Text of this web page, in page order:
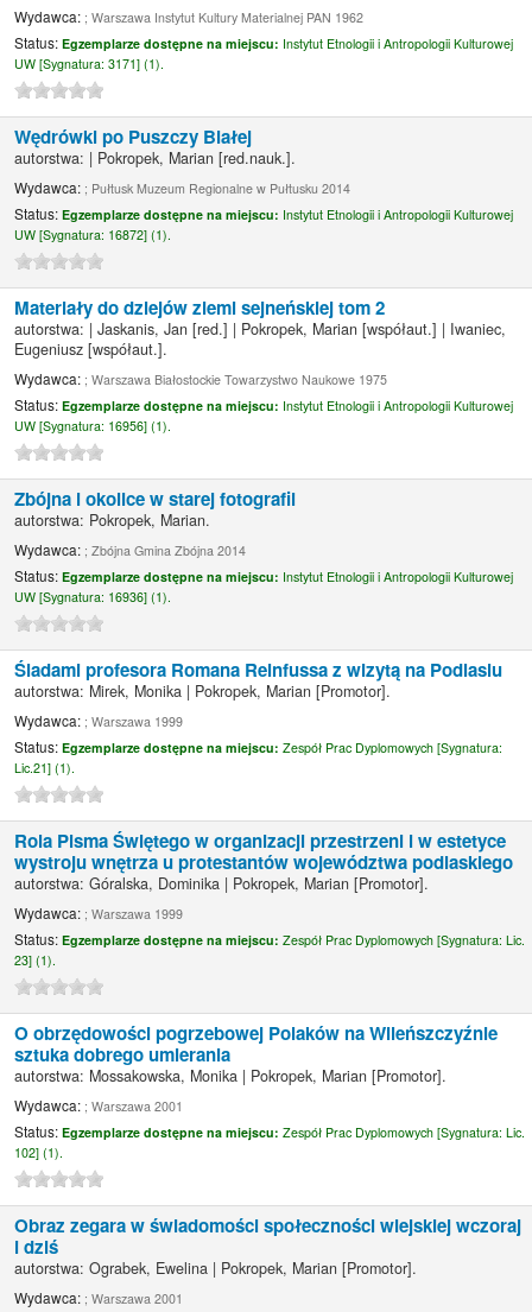
Wydawca: ; Warszawa Instytut Kultury Materialnej PAN 1962
Status:Egzemplarze dostępne na miejscu: Instytut Etnologii i Antropologii Kulturowej
UW [Sygnatura:3171] (1).
Wędrówki po Puszczy Białej
autorstwa: | Pokropek, Marian [red.nauk.].
Wydawca: ; Pułtusk Muzeum Regionalne w Pułtusku 2014
Status:Egzemplarze dostępne na miejscu: Instytut Etnologii i Antropologii Kulturowej
UW [Sygnatura: 16872] (1).
Materiały do dziejów ziemi sejneńskiej tom 2
autorstwa: |Jaskanis, Jan [red.] | Pokropek, Marian [współaut.] | Iwaniec,
Eugeniusz [współaut.].
Wydawca: ; Warszawa Białostockie Towarzystwo Naukowe 1975
Status:Egzemplarze dostępne na miejscu: Instytut Etnologii i Antropologii Kulturowej
UW [Sygnatura: 16956] (1).
Zbójna i okolice w starej fotografii
autorstwa: Pokropek, Marian.
Wydawca: ; Zbójna Gmina Zbójna 2014
Status:Egzemplarze dostępne na miejscu: Instytut Etnologii i Antropologii Kulturowej
UW [Sygnatura: 16936] (1).
Śladami profesora Romana Reinfussa z wizytą na Podlasiu
autorstwa: Mirek, Monika | Pokropek, Marian [Promotor].
Wydawca: ; Warszawa 1999
Status:Egzemplarze dostępne na miejscu:Zespół Prac Dyplomowych [Sygnatura:
Lic.21] (1).
Rola Pisma Świętego w organizacji przestrzeni i w estetyce
wystroju wnętrza u protestantów województwa podlaskiego
autorstwa:Góralska, Dominika | Pokropek, Marian [Promotor].
Wydawca: ; Warszawa 1999
Status:Egzemplarze dostępne na miejscu:Zespół Prac Dyplomowych [Sygnatura:Lic.
23] (1).
O obrzędowości pogrzebowej Polaków na Wileńszczyźnie
sztuka dobrego umierania
autorstwa: Mossakowska, Monika | Pokropek, Marian [Promotor].
Wydawca: ; Warszawa 2001
Status:Egzemplarze dostępne na miejscu:Zespół Prac Dyplomowych [Sygnatura:Lic.
102] (1).
Obraz zegara w świadomości społeczności wiejskiej wczoraj
i dziś
autorstwa:Ograbek, Ewelina | Pokropek, Marian [Promotor].
Wydawca: ; Warszawa 2001